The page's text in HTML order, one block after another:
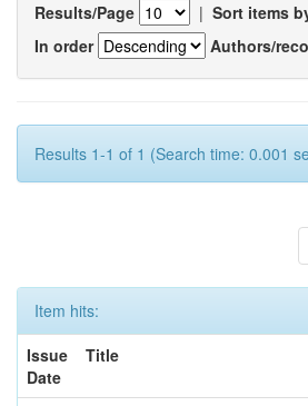
Results/Page | Sort items
In order
Authors/
Results 1-1 of 1 (Search time: 0.001
Item hits:
Issue
Date
Title